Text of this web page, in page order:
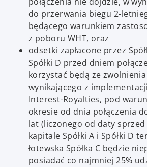
do przerwania biegu 2-
będącego warunkiem
z poboru WHT, oraz
odsetki zapłacone przez
Spółki D przed dniem
korzystać będą ze
wynikającego z
Interest-Royalties, pod
okresie od dnia połączenia
lat (liczonego od daty sprzed
kapitale Spółki A i Spółki D
łotewska Spółka C będzie
posiadać co najmniej 25%